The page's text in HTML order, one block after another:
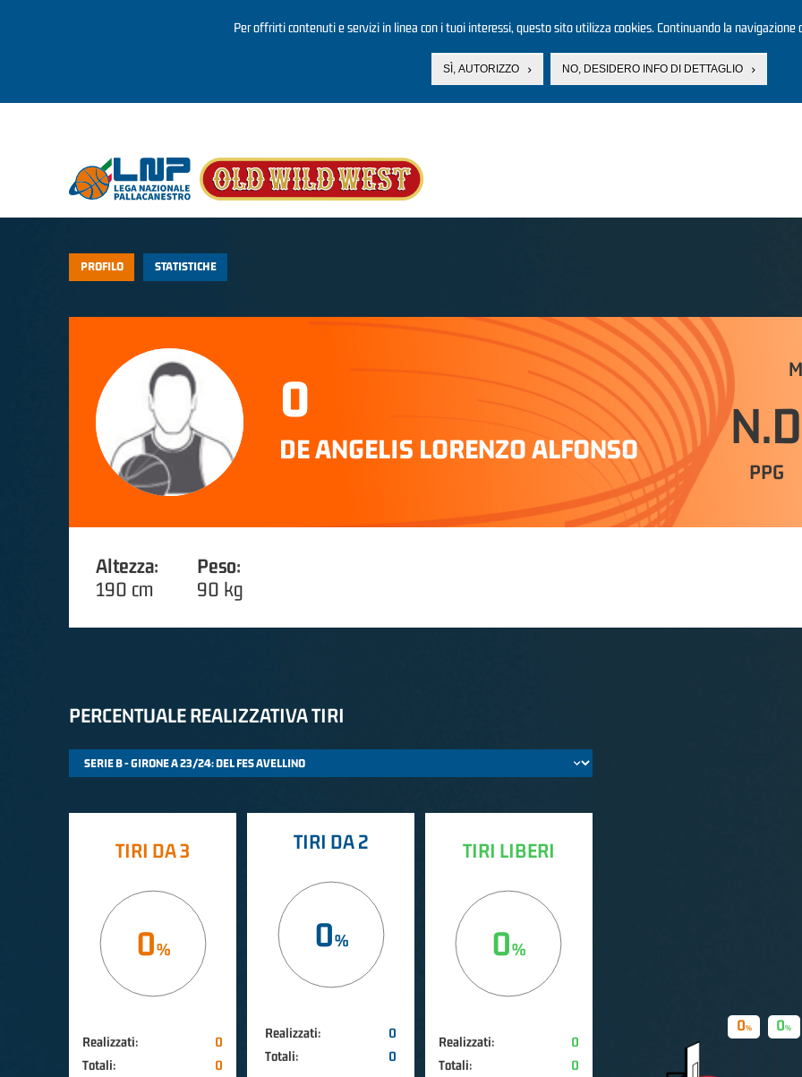
Per offrirti contenuti e servizi in linea con i tuoi interessi, questo sito utilizza cookies. Continuando la navigazione
SÌ, AUTORIZZO NO, DESIDERO INFO DI DETTAGLIO
PROFILO STATISTICHE
0
DE ANGELIS LORENZO ALFONSO N.D
PPG
Altezza:
190 cm
Peso:
90 kg
PERCENTUALE REALIZZATIVA TIRI
TIRI DA 3
0
Realizzati:
0
Totali:
0
TIRI DA 2
0
Realizzati:
0
Totali:
0
TIRI LIBERI
0
Realizzati:
0
Totali:
0
0
0